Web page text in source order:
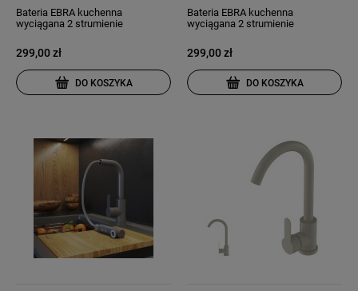
Bateria EBRA kuchenna
wyciągana 2 strumienie
299,00 zł
DO KOSZYKA
Bateria EBRA kuchenna
wyciągana 2 strumienie
nakrapiana
299,00 zł
DO KOSZYKA